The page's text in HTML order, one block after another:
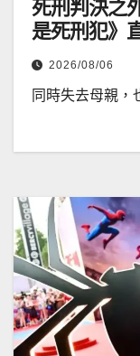
死刑判決之
是死刑犯》
2026/08/06
同時失去母親